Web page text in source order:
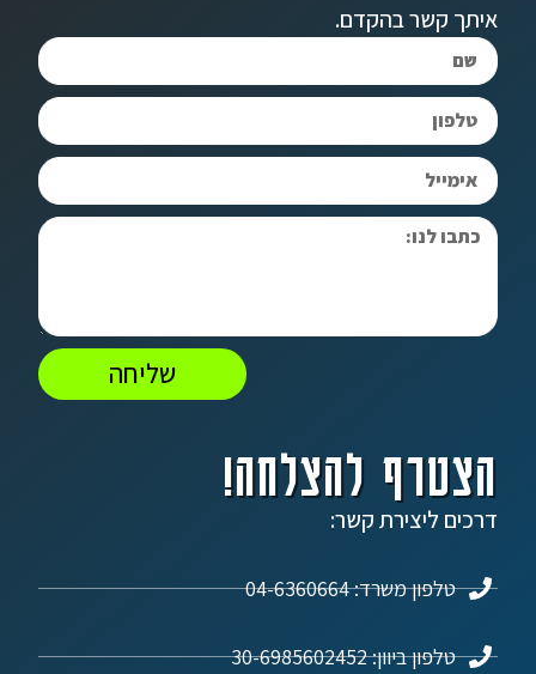
הצטרף להצלחה!
דרכים ליצירת קשר:
טלפון משרד: 04-6360664
טלפון ביוון: 30-6985602452
איתך קשר בהקדם.
שליחה